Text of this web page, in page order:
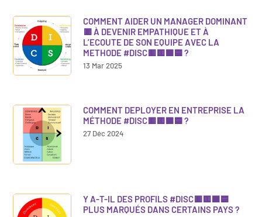
COMMENT AIDER UN MANAGER DOMINANT
🟥 À DEVENIR EMPATHIQUE ET À
L’ECOUTE DE SON EQUIPE AVEC LA
METHODE #DISC🟥🟨🟩🟦 ?
13 Mar 2025
COMMENT DEPLOYER EN ENTREPRISE LA
MÉTHODE #DISC🟥🟨🟩🟦 ?
27 Déc 2024
Y A-T-IL DES PROFILS #DISC🟥🟨🟩🟦
PLUS MARQUÉS DANS CERTAINS PAYS ?